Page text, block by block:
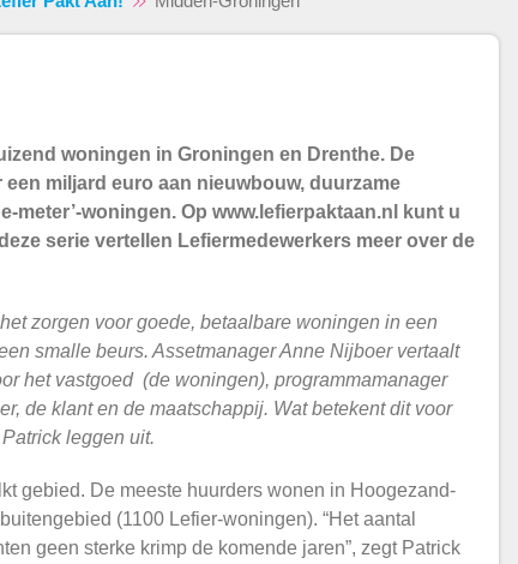
woningen in Groningen en Drenthe. De
miljard euro aan nieuwbouw, duurzame
meter’-woningen. Op www.lefierpaktaan.nl kunt u
serie vertellen Lefiermedewerkers meer over de
zorgen voor goede, betaalbare woningen in een
smalle beurs. Assetmanager Anne Nijboer vertaalt
het vastgoed (de woningen), programmamanager
de klant en de maatschappij. Wat betekent dit voor
leggen uit.
gebied. De meeste huurders wonen in Hoogezand-
(1100 Lefier-woningen). “Het aantal
geen sterke krimp de komende jaren”, zegt Patrick